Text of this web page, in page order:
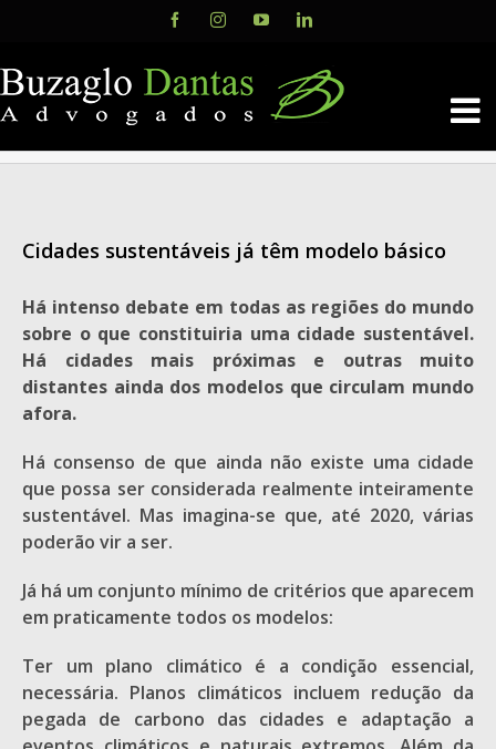
content
FacebookInstagramYouTubeLinkedIn
Cidades sustentáveis já têm modelo básico
Há intenso debate em todas as regiões do mundo
sobre o que constituiria uma cidade sustentável.
Há cidades mais próximas e outras muito
distantes ainda dos modelos que circulam mundo
afora.
Há consenso de que ainda não existe uma cidade
que possa ser considerada realmente inteiramente
sustentável. Mas imagina-se que, até 2020, várias
poderão vir a ser.
Já há um conjunto mínimo de critérios que aparecem
em praticamente todos os modelos:
Ter um plano climático é a condição essencial,
necessária. Planos climáticos incluem redução da
pegada de carbono das cidades e adaptação a